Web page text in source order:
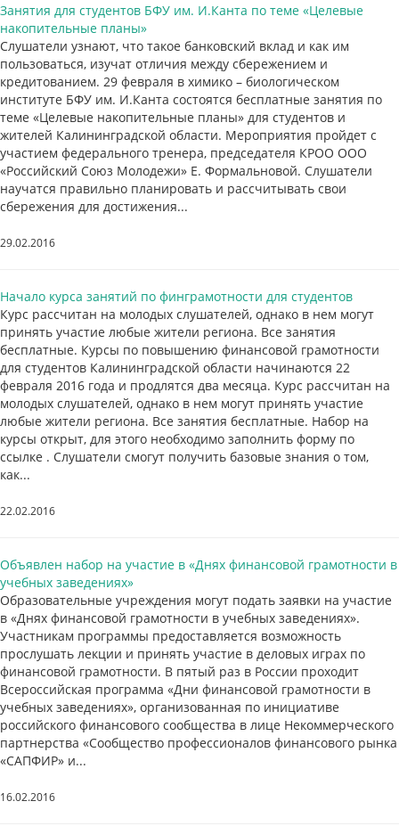
Занятия для студентов БФУ им. И.Канта по теме «Целевые
накопительные планы»
Слушатели узнают, что такое банковский вклад и как им
пользоваться, изучат отличия между сбережением и
кредитованием. 29 февраля в химико – биологическом
институте БФУ им. И.Канта состоятся бесплатные занятия по
теме «Целевые накопительные планы» для студентов и
жителей Калининградской области. Мероприятия пройдет с
участием федерального тренера, председателя КРОО ООО
«Российский Союз Молодежи» Е. Формальновой. Слушатели
научатся правильно планировать и рассчитывать свои
сбережения для достижения...
29.02.2016
Начало курса занятий по финграмотности для студентов
Курс рассчитан на молодых слушателей, однако в нем могут
принять участие любые жители региона. Все занятия
бесплатные. Курсы по повышению финансовой грамотности
для студентов Калининградской области начинаются 22
февраля 2016 года и продлятся два месяца. Курс рассчитан на
молодых слушателей, однако в нем могут принять участие
любые жители региона. Все занятия бесплатные. Набор на
курсы открыт, для этого необходимо заполнить форму по
ссылке . Слушатели смогут получить базовые знания о том,
как...
22.02.2016
Объявлен набор на участие в «Днях финансовой грамотности в
учебных заведениях»
Образовательные учреждения могут подать заявки на участие
в «Днях финансовой грамотности в учебных заведениях».
Участникам программы предоставляется возможность
прослушать лекции и принять участие в деловых играх по
финансовой грамотности. В пятый раз в России проходит
Всероссийская программа «Дни финансовой грамотности в
учебных заведениях», организованная по инициативе
российского финансового сообщества в лице Некоммерческого
партнерства «Сообщество профессионалов финансового рынка
«САПФИР» и...
16.02.2016